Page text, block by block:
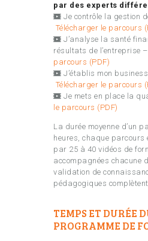
par des experts
Je contrôle la gestion
Télécharger le parcours
J’analyse la santé
résultats de l’entreprise –
parcours (PDF)
J’établis mon
Télécharger le parcours
Je mets en place la
le parcours (PDF)
La durée moyenne d’un
heures, chaque parcours
par 25 à 40 vidéos de
accompagnées chacune
validation de
pédagogiques
TEMPS ET DURÉE
PROGRAMME DE